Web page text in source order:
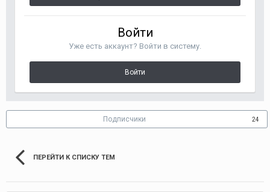
Войти
Уже есть аккаунт? Войти в систему.
Войти
Подписчики 24
ПЕРЕЙТИ К СПИСКУ ТЕМ